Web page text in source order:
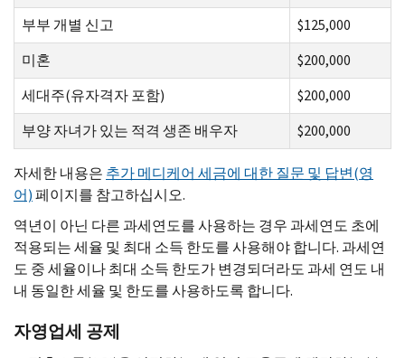
부부 개별 신고
$125,000
미혼
$200,000
세대주(유자격자 포함)
$200,000
부양 자녀가 있는 적격 생존 배우자
$200,000
자세한 내용은 추가 메디케어 세금에 대한 질문 및 답변(영
어)페이지를 참고하십시오.
역년이 아닌 다른 과세연도를 사용하는 경우 과세연도 초에
적용되는 세율 및 최대 소득 한도를 사용해야 합니다. 과세연
도 중 세율이나 최대 소득 한도가 변경되더라도 과세 연도 내
내 동일한 세율 및 한도를 사용하도록 합니다.
자영업세 공제